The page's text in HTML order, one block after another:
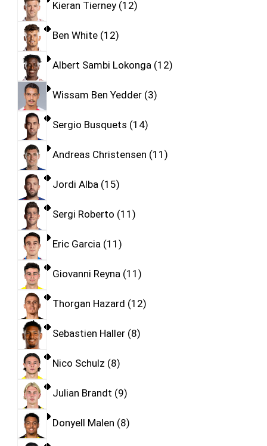
Kieran Tierney 12
Ben White 12
Albert Sambi Lokonga 12
Wissam Ben Yedder 3
Sergio Busquets 14
Andreas Christensen 11
Jordi Alba 15
Sergi Roberto 11
Eric Garcia 11
Giovanni Reyna 11
Thorgan Hazard 12
Sebastien Haller 8
Nico Schulz 8
Julian Brandt 9
Donyell Malen 8